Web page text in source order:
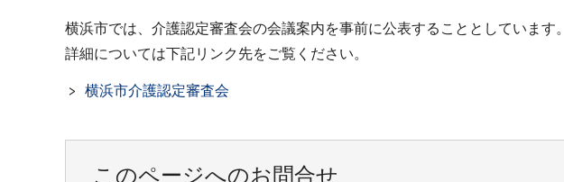
横浜市では、介護認定審査会の会議案内を事前に公表することとしています。
詳細については下記リンク先をご覧ください。
横浜市介護認定審査会
このページへのお問合せ